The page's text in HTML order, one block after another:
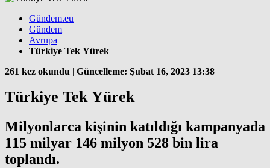
Gündem.eu
Gündem
Avrupa
Türkiye Tek Yürek
261 kez okundu | Güncelleme: Şubat 16, 2023 13:38
Türkiye Tek Yürek
Milyonlarca kişinin katıldığı kampanyada
115 milyar 146 milyon 528 bin lira
toplandı.